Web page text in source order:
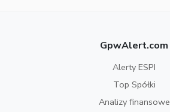
GpwAlert.com
Alerty ESPI
Top Spółki
Analizy finansowe